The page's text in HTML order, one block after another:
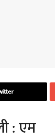
: एम